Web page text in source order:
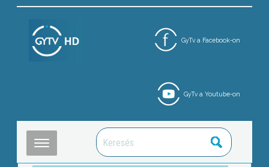
GyTv a Facebook-on
GyTv a Youtube-on